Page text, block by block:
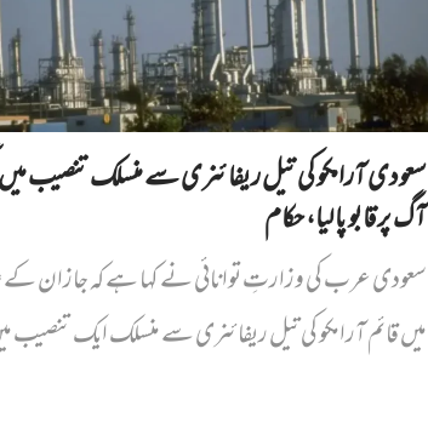
سعودی آرامکو کی تیل ریفائنری سے منسلک تنصیب
آگ پر قابو پا لیا، حکام
سعودی عرب کی وزارتِ توانائی نے کہا ہے کہ جازان
میں قائم آرامکو کی تیل ریفائنری سے منسلک ایک